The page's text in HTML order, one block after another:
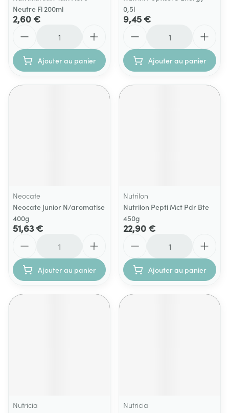
Neutre Fl 200ml
2,60 €
Ajouter au panier
0,5l
9,45 €
Ajouter au panier
Neocate
Neocate Junior N/aromatise
400g
51,63 €
Ajouter au panier
Nutrilon
Nutrilon Pepti Mct Pdr Bte
450g
22,90 €
Ajouter au panier
Nutricia
Nutricia